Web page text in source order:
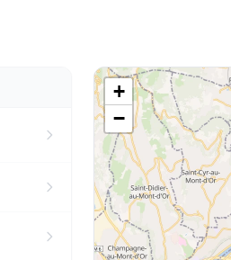
+
−